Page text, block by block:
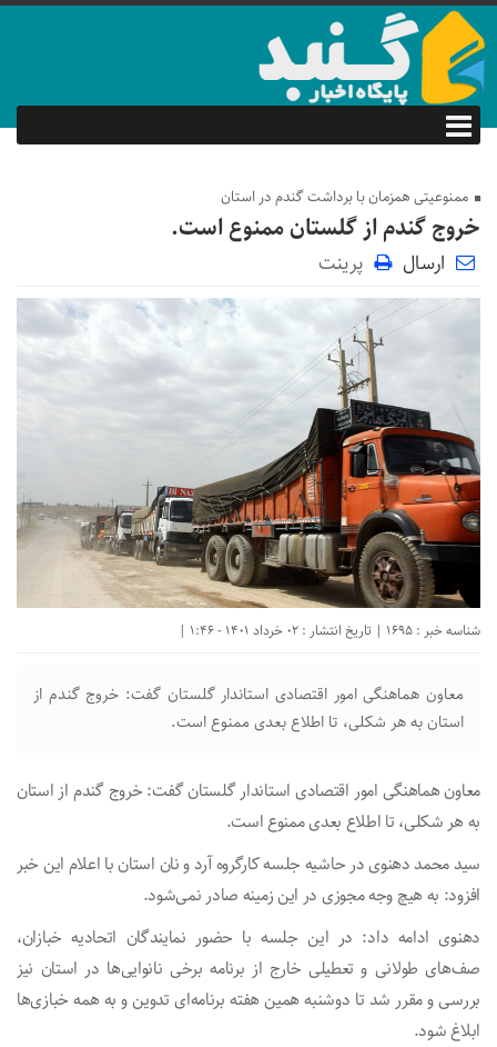
ممنوعیتی همزمان با برداشت گندم در استان
خروج گندم از گلستان ممنوع است.
ارسال پرینت
شناسه خبر : 1695 | تاریخ انتشار : 02 خرداد 1401 - 1:46 |
معاون هماهنگی امور اقتصادی استاندار گلستان گفت: خروج گندم از
استان به هر شکلی، تا اطلاع بعدی ممنوع است.
معاون هماهنگی امور اقتصادی استاندار گلستان گفت: خروج گندم از استان
به هر شکلی، تا اطلاع بعدی ممنوع است.
سید محمد دهنوی در حاشیه جلسه کارگروه آرد و نان استان با اعلام این خبر
افزود: به هیچ وجه مجوزی در این زمینه صادر نمی‌شود.
دهنوی ادامه داد: در این جلسه با حضور نمایندگان اتحادیه خبازان،
صف‌های طولانی و تعطیلی خارج از برنامه برخی نانوایی‌ها در استان نیز
بررسی و مقرر شد تا دوشنبه همین هفته برنامه‌ای تدوین و به همه خبازی‌ها
ابلاغ شود.